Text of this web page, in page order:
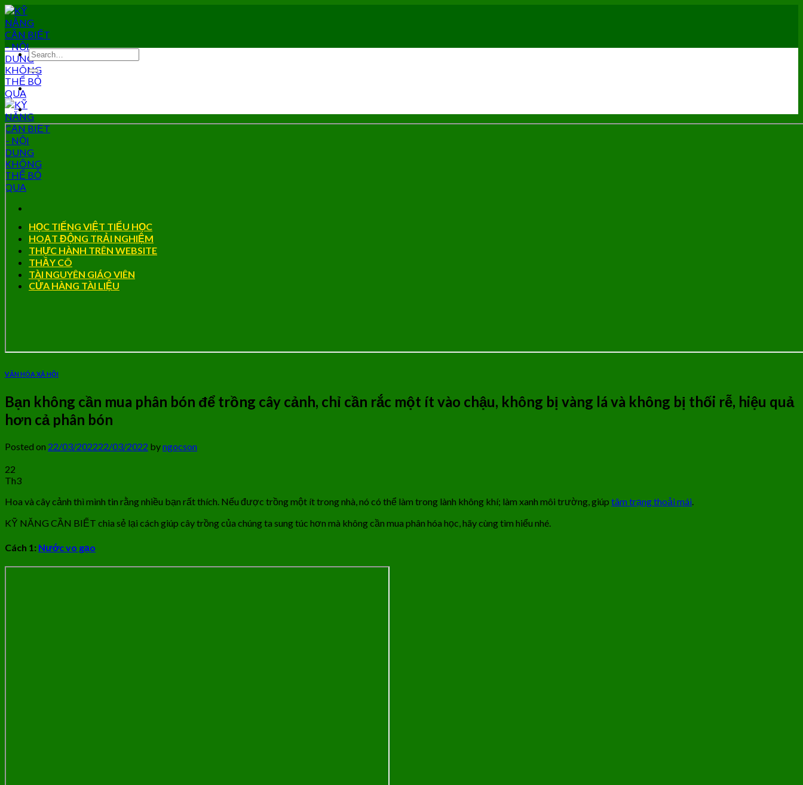
Skip
to
content
HỌC TIẾNG VIỆT TIỂU HỌC
HOẠT ĐỘNG TRẢI NGHIỆM
THỰC HÀNH TRÊN WEBSITE
THẦY CÔ
TÀI NGUYÊN GIÁO VIÊN
CỬA HÀNG TÀI LIỆU
VĂN HÓA XÃ HỘI
Bạn không cần mua phân bón để trồng cây cảnh, chỉ cần rắc một ít vào chậu, không bị vàng lá và không bị thối rễ, hiệu quả
hơn cả phân bón
Posted on 22/03/202222/03/2022 byngocson
22
Th3
Hoa và cây cảnh thì mình tin rằng nhiều bạn rất thích. Nếu được trồng một ít trong nhà, nó có thể làm trong lành không khí; làm xanh môi trường, giúp tâm trạng thoải mái.
KỸ NĂNG CẦN BIẾT chia sẻ lại cách giúp cây trồng của chúng ta sung túc hơn mà không cần mua phân hóa học, hãy cùng tìm hiểu nhé.
Cách 1: Nước vo gạo